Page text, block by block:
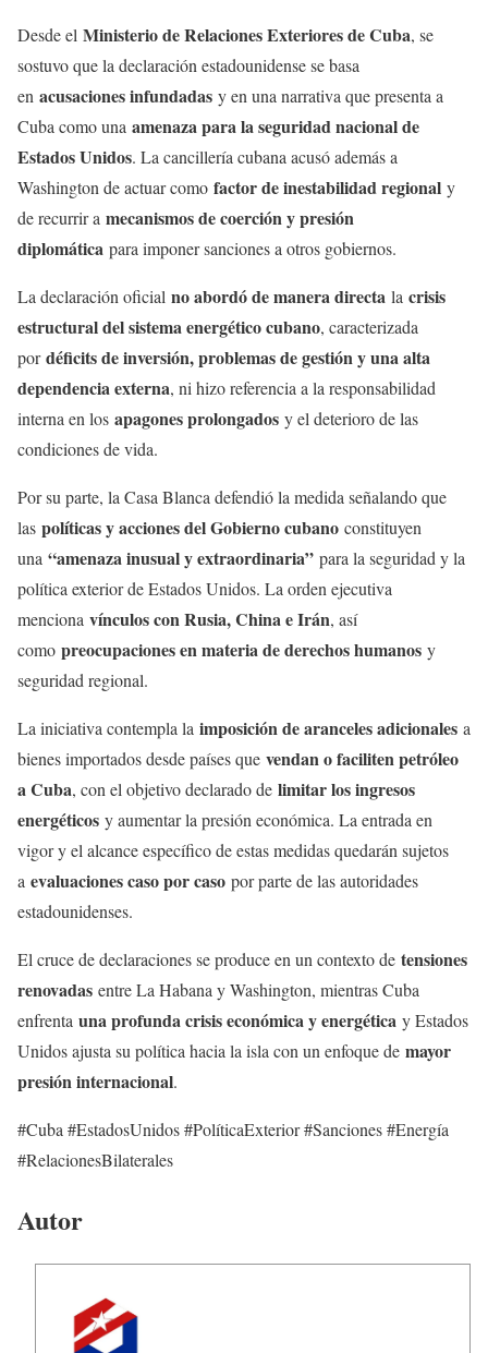
Desde el Ministerio de Relaciones Exteriores de Cuba, se
sostuvo que la declaración estadounidense se basa
en acusaciones infundadas y en una narrativa que presenta a
Cuba como una amenaza para la seguridad nacional de
Estados Unidos. La cancillería cubana acusó además a
Washington de actuar como factor de inestabilidad regional y
de recurrir a mecanismos de coerción y presión
diplomática para imponer sanciones a otros gobiernos.
La declaración oficial no abordó de manera directa la crisis
estructural del sistema energético cubano, caracterizada
pordéficits de inversión, problemas de gestión y una alta
dependencia externa, ni hizo referencia a la responsabilidad
interna en los apagones prolongados y el deterioro de las
condiciones de vida.
Por su parte, la Casa Blanca defendió la medida señalando que
las políticas y acciones del Gobierno cubano constituyen
una “amenaza inusual y extraordinaria” para la seguridad y la
política exterior de Estados Unidos. La orden ejecutiva
menciona vínculos con Rusia, China e Irán, así
como preocupaciones en materia de derechos humanos y
seguridad regional.
La iniciativa contempla la imposición de aranceles adicionales a
bienes importados desde países que vendan o faciliten petróleo
a Cuba, con el objetivo declarado de limitar los ingresos
energéticos y aumentar la presión económica. La entrada en
vigor y el alcance específico de estas medidas quedarán sujetos
a evaluaciones caso por caso por parte de las autoridades
estadounidenses.
El cruce de declaraciones se produce en un contexto de tensiones
renovadas entre La Habana y Washington, mientras Cuba
enfrenta una profunda crisis económica y energética y Estados
Unidos ajusta su política hacia la isla con un enfoque de mayor
presión internacional.
#Cuba #EstadosUnidos #PolíticaExterior #Sanciones #Energía
#RelacionesBilaterales
Autor